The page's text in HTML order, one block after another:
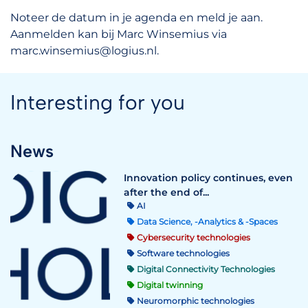
Noteer de datum in je agenda en meld je aan.
Aanmelden kan bij Marc Winsemius via
marc.winsemius@logius.nl.
Interesting for you
News
Innovation policy continues, even
after the end of...
AI
Data Science, -Analytics & -Spaces
Cybersecurity technologies
Software technologies
Digital Connectivity Technologies
Digital twinning
Neuromorphic technologies